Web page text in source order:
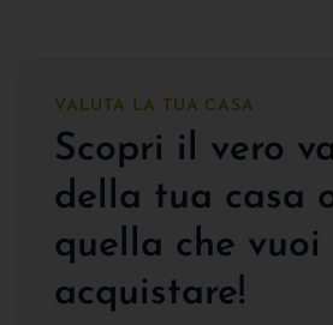
VALUTA LA TUA CASA
Scopri il vero
della tua casa
quella che vuoi
acquistare!